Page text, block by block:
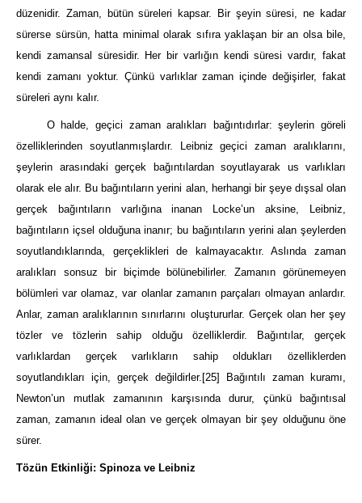
düzenidir. Zaman, bütün süreleri kapsar. Bir şeyin süresi, ne kadar
sürerse sürsün, hatta minimal olarak sıfıra yaklaşan bir an olsa bile,
kendi zamansal süresidir. Her bir varlığın kendi süresi vardır, fakat
kendi zamanı yoktur. Çünkü varlıklar zaman içinde değişirler, fakat
süreleri aynı kalır.
O halde, geçici zaman aralıkları bağıntıdırlar: şeylerin göreli
özelliklerinden soyutlanmışlardır. Leibniz geçici zaman aralıklarını,
şeylerin arasındaki gerçek bağıntılardan soyutlayarak us varlıkları
olarak ele alır. Bu bağıntıların yerini alan, herhangi bir şeye dışsal olan
gerçek bağıntıların varlığına inanan Locke’un aksine, Leibniz,
bağıntıların içsel olduğuna inanır; bu bağıntıların yerini alan şeylerden
soyutlandıklarında, gerçeklikleri de kalmayacaktır. Aslında zaman
aralıkları sonsuz bir biçimde bölünebilirler. Zamanın görünemeyen
bölümleri var olamaz, var olanlar zamanın parçaları olmayan anlardır.
Anlar, zaman aralıklarının sınırlarını oluştururlar. Gerçek olan her şey
tözler ve tözlerin sahip olduğu özelliklerdir. Bağıntılar, gerçek
varlıklardan gerçek varlıkların sahip oldukları özelliklerden
soyutlandıkları için, gerçek değildirler. [25]
Bağıntılı zaman kuramı,
Newton’un mutlak zamanının karşısında durur, çünkü bağıntısal
zaman, zamanın ideal olan ve gerçek olmayan bir şey olduğunu öne
sürer.
Tözün Etkinliği: Spinoza ve Leibniz